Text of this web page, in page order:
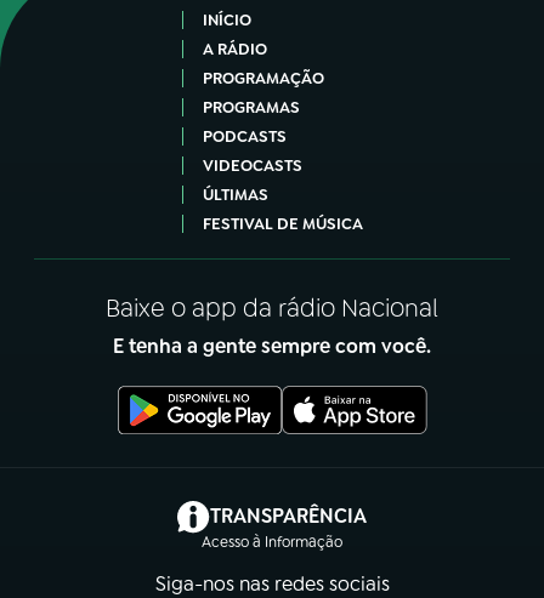
INÍCIO
A RÁDIO
PROGRAMAÇÃO
PROGRAMAS
PODCASTS
VIDEOCASTS
ÚLTIMAS
FESTIVAL DE MÚSICA
Baixe o app da rádio Nacional
E tenha a gente sempre com você.
TRANSPARÊNCIA
Acesso à Informação
(abre em nova aba)
Siga-nos nas redes sociais